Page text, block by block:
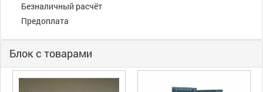
Безналичный расчёт
Предоплата
Блок с товарами